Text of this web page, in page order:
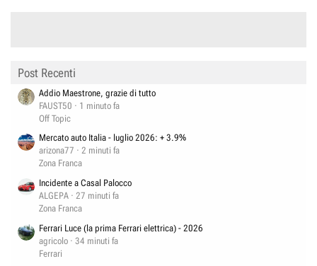
Post Recenti
Addio Maestrone, grazie di tutto
FAUST50
1 minuto fa
Off Topic
Mercato auto Italia - luglio 2026: + 3.9%
arizona77
2 minuti fa
Zona Franca
Incidente a Casal Palocco
ALGEPA
27 minuti fa
Zona Franca
Ferrari Luce (la prima Ferrari elettrica) - 2026
agricolo
34 minuti fa
Ferrari